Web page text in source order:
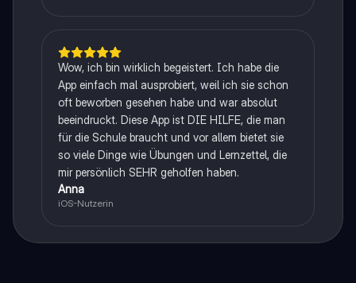
Wow, ich bin wirklich begeistert. Ich habe die
App einfach mal ausprobiert, weil ich sie schon
oft beworben gesehen habe und war absolut
beeindruckt. Diese App ist DIE HILFE, die man
für die Schule braucht und vor allem bietet sie
so viele Dinge wie Übungen und Lernzettel, die
mir persönlich SEHR geholfen haben.
Anna
iOS-Nutzerin